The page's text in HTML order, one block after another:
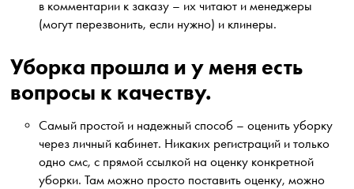
в комментарии к заказу – их читают и менеджеры
(могут перезвонить, если нужно) и клинеры.
Уборка прошла и у меня есть
вопросы к качеству.
Самый простой и надежный способ – оценить уборку
через личный кабинет. Никаких регистраций и только
одно смс, с прямой ссылкой на оценку конкретной
уборки. Там можно просто поставить оценку, можно